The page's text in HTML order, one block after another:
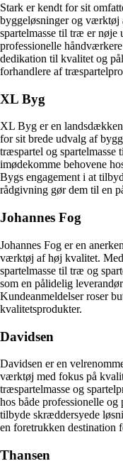
Stark er kendt for sit
byggeløsninger og værktøj
spartelmasse til træ er nøje
professionelle
dedikation til kvalitet og
forhandlere af
XL Byg
XL Byg er en
for sit brede udvalg af
træspartel og
imødekomme behovene
Bygs engagement i at
rådgivning gør dem til en
Johannes Fog
Johannes Fog er en
værktøj af høj kvalitet. Med
spartelmasse til træ og
som en pålidelig
Kundeanmeldelser roser
kvalitetsprodukter.
Davidsen
Davidsen er en
værktøj med fokus på
træspartelmasse og
hos både professionelle
tilbyde skræddersyede
en foretrukken destination
Thansen